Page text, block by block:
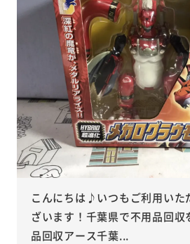
こんにちは♪いつもご利用いた
ざいます！千葉県で不用品回収
品回収アース千葉...